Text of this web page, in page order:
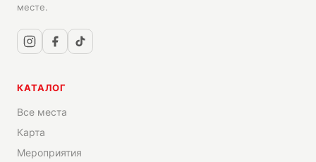
месте.
КАТАЛОГ
Все места
Карта
Мероприятия